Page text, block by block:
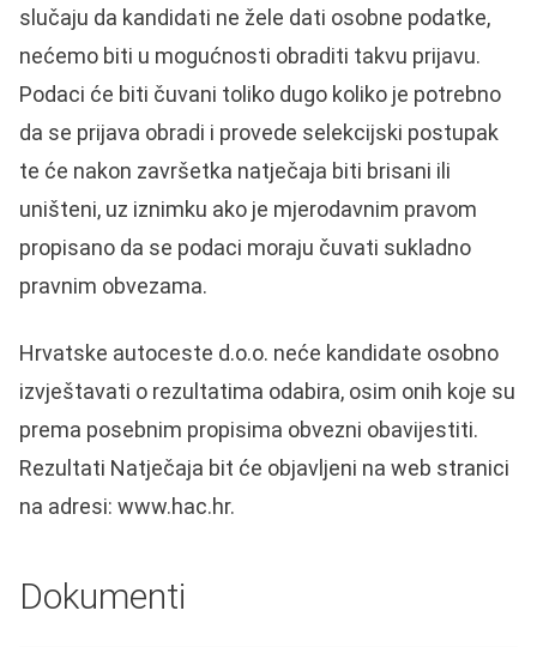
slučaju da kandidati ne žele dati osobne podatke,
nećemo biti u mogućnosti obraditi takvu prijavu.
Podaci će biti čuvani toliko dugo koliko je potrebno
da se prijava obradi i provede selekcijski postupak
te će nakon završetka natječaja biti brisani ili
uništeni, uz iznimku ako je mjerodavnim pravom
propisano da se podaci moraju čuvati sukladno
pravnim obvezama.
Hrvatske autoceste d.o.o. neće kandidate osobno
izvještavati o rezultatima odabira, osim onih koje su
prema posebnim propisima obvezni obavijestiti.
Rezultati Natječaja bit će objavljeni na web stranici
na adresi: www.hac.hr.
Dokumenti